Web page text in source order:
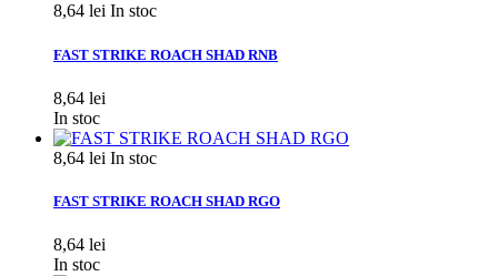
8,64 lei In stoc
FAST STRIKE ROACH SHAD RNB
8,64 lei
In stoc
8,64 lei In stoc
FAST STRIKE ROACH SHAD RGO
8,64 lei
In stoc